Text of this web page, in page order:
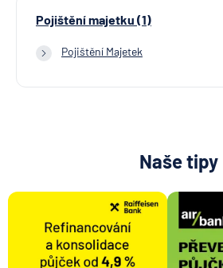
Pojištění majetku (1)
Pojištění Majetek
Naše tipy